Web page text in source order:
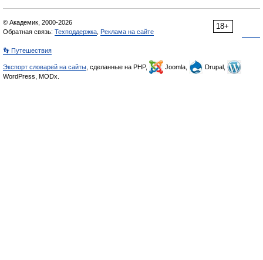
18+
© Академик, 2000-2026
Обратная связь: Техподдержка Реклама на сайте
👣 Путешествия
Экспорт словарей на сайты , сделанные на PHP, Joomla,
Drupal,
WordPress, MODx.